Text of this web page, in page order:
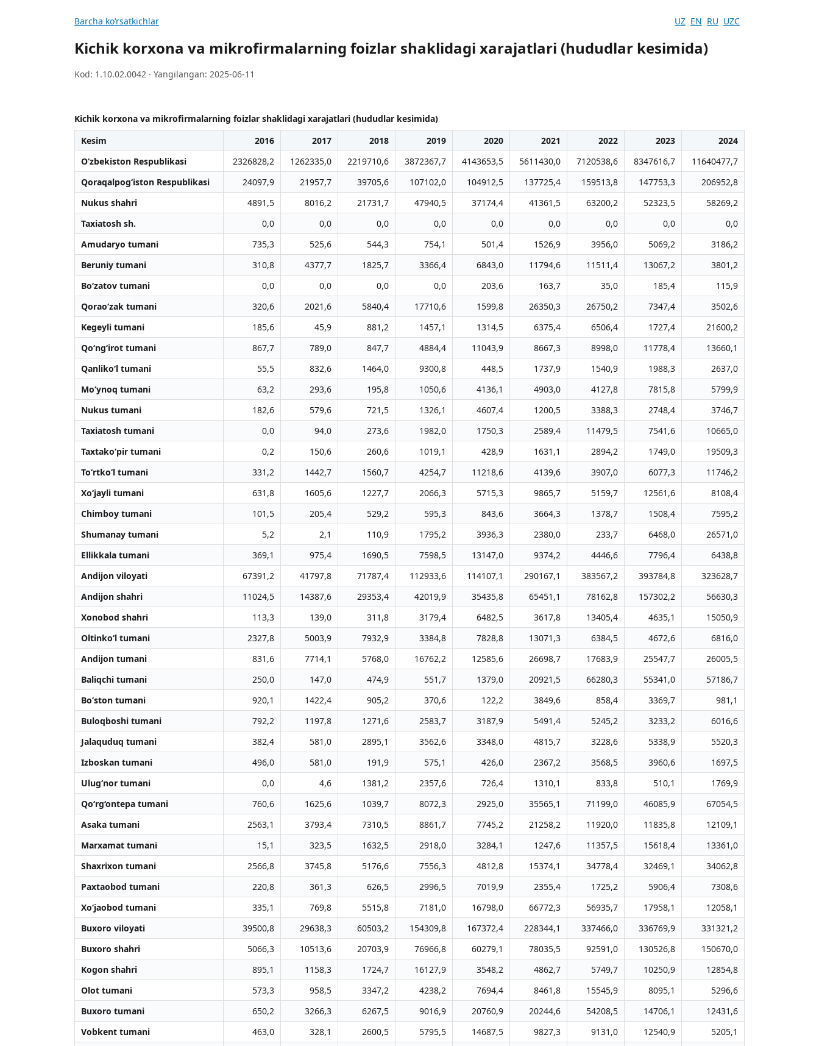
Barcha koʻrsatkichlar UZ EN RU UZC
Kichik korxona va mikrofirmalarning foizlar shaklidagi xarajatlari (hududlar kesimida)
Kod: 1.10.02.0042 · Yangilangan: 2025-06-11
Kichik korxona va mikrofirmalarning foizlar shaklidagi xarajatlari (hududlar kesimida)
Kesim
2016 2017 2018 2019 2020 2021 2022 2023
2024
O‘zbekiston Respublikasi
2326828,2 1262335,0 2219710,6 3872367,7 4143653,5 5611430,0 7120538,6 8347616,7
11640477,7
Qoraqalpog‘iston Respublikasi
24097,9 21957,7 39705,6 107102,0 104912,5 137725,4 159513,8 147753,3
206952,8
Nukus shahri
4891,5 8016,2 21731,7 47940,5 37174,4 41361,5 63200,2 52323,5
58269,2
Taxiatosh sh.
0,0 0,0 0,0 0,0 0,0 0,0 0,0 0,0
0,0
Amudaryo tumani
735,3 525,6 544,3 754,1 501,4 1526,9 3956,0 5069,2
3186,2
Beruniy tumani
310,8 4377,7 1825,7 3366,4 6843,0 11794,6 11511,4 13067,2
3801,2
Bo‘zatov tumani
0,0 0,0 0,0 0,0 203,6 163,7 35,0 185,4
115,9
Qorao‘zak tumani
320,6 2021,6 5840,4 17710,6 1599,8 26350,3 26750,2 7347,4
3502,6
Kegeyli tumani
185,6 45,9 881,2 1457,1 1314,5 6375,4 6506,4 1727,4
21600,2
Qo‘ng‘irot tumani
867,7 789,0 847,7 4884,4 11043,9 8667,3 8998,0 11778,4
13660,1
Qanliko‘l tumani
55,5 832,6 1464,0 9300,8 448,5 1737,9 1540,9 1988,3
2637,0
Mo‘ynoq tumani
63,2 293,6 195,8 1050,6 4136,1 4903,0 4127,8 7815,8
5799,9
Nukus tumani
182,6 579,6 721,5 1326,1 4607,4 1200,5 3388,3 2748,4
3746,7
Taxiatosh tumani
0,0 94,0 273,6 1982,0 1750,3 2589,4 11479,5 7541,6
10665,0
Taxtako‘pir tumani
0,2 150,6 260,6 1019,1 428,9 1631,1 2894,2 1749,0
19509,3
To‘rtko‘l tumani
331,2 1442,7 1560,7 4254,7 11218,6 4139,6 3907,0 6077,3
11746,2
Xo‘jayli tumani
631,8 1605,6 1227,7 2066,3 5715,3 9865,7 5159,7 12561,6
8108,4
Chimboy tumani
101,5 205,4 529,2 595,3 843,6 3664,3 1378,7 1508,4
7595,2
Shumanay tumani
5,2 2,1 110,9 1795,2 3936,3 2380,0 233,7 6468,0
26571,0
Ellikkala tumani
369,1 975,4 1690,5 7598,5 13147,0 9374,2 4446,6 7796,4
6438,8
Andijon viloyati
67391,2 41797,8 71787,4 112933,6 114107,1 290167,1 383567,2 393784,8
323628,7
Andijon shahri
11024,5 14387,6 29353,4 42019,9 35435,8 65451,1 78162,8 157302,2
56630,3
Xonobod shahri
113,3 139,0 311,8 3179,4 6482,5 3617,8 13405,4 4635,1
15050,9
Oltinko‘l tumani
2327,8 5003,9 7932,9 3384,8 7828,8 13071,3 6384,5 4672,6
6816,0
Andijon tumani
831,6 7714,1 5768,0 16762,2 12585,6 26698,7 17683,9 25547,7
26005,5
Baliqchi tumani
250,0 147,0 474,9 551,7 1379,0 20921,5 66280,3 55341,0
57186,7
Bo‘ston tumani
920,1 1422,4 905,2 370,6 122,2 3849,6 858,4 3369,7
981,1
Buloqboshi tumani
792,2 1197,8 1271,6 2583,7 3187,9 5491,4 5245,2 3233,2
6016,6
Jalaquduq tumani
382,4 581,0 2895,1 3562,6 3348,0 4815,7 3228,6 5338,9
5520,3
Izboskan tumani
496,0 581,0 191,9 575,1 426,0 2367,2 3568,5 3960,6
1697,5
Ulug‘nor tumani
0,0 4,6 1381,2 2357,6 726,4 1310,1 833,8 510,1
1769,9
Qo‘rg‘ontepa tumani
760,6 1625,6 1039,7 8072,3 2925,0 35565,1 71199,0 46085,9
67054,5
Asaka tumani
2563,1 3793,4 7310,5 8861,7 7745,2 21258,2 11920,0 11835,8
12109,1
Marxamat tumani
15,1 323,5 1632,5 2918,0 3284,1 1247,6 11357,5 15618,4
13361,0
Shaxrixon tumani
2566,8 3745,8 5176,6 7556,3 4812,8 15374,1 34778,4 32469,1
34062,8
Paxtaobod tumani
220,8 361,3 626,5 2996,5 7019,9 2355,4 1725,2 5906,4
7308,6
Xo‘jaobod tumani
335,1 769,8 5515,8 7181,0 16798,0 66772,3 56935,7 17958,1
12058,1
Buxoro viloyati
39500,8 29638,3 60503,2 154309,8 167372,4 228344,1 337466,0 336769,9
331321,2
Buxoro shahri
5066,3 10513,6 20703,9 76966,8 60279,1 78035,5 92591,0 130526,8
150670,0
Kogon shahri
895,1 1158,3 1724,7 16127,9 3548,2 4862,7 5749,7 10250,9
12854,8
Olot tumani
573,3 958,5 3347,2 4238,2 7694,4 8461,8 15545,9 8095,1
5296,6
Buxoro tumani
650,2 3266,3 6267,5 9016,9 20760,9 20244,6 54208,5 14706,1
12431,6
Vobkent tumani
463,0 328,1 2600,5 5795,5 14687,5 9827,3 9131,0 12540,9
5205,1